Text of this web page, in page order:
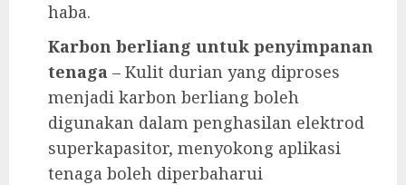
haba.
Karbon berliang untuk penyimpanan
tenaga – Kulit durian yang diproses
menjadi karbon berliang boleh
digunakan dalam penghasilan elektrod
superkapasitor, menyokong aplikasi
tenaga boleh diperbaharui